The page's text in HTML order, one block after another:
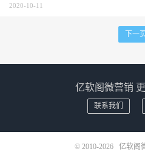
2020-10-11
下一
亿软阁微营销
联系我们
© 2010-2026 亿软阁